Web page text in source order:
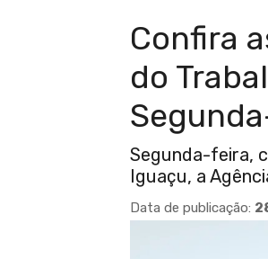
Confira
do
Segunda-feira,
Iguaçu, a
Data de publicação: